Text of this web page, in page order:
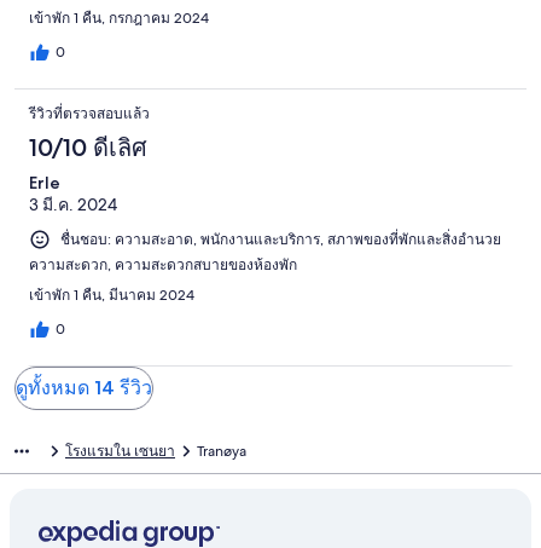
เข้าพัก 1 คืน, กรกฎาคม 2024
0
รีวิวที่ตรวจสอบแล้ว
10/10 ดีเลิศ
Erle
3 มี.ค. 2024
ชื่นชอบ: ความสะอาด, พนักงานและบริการ, สภาพของที่พักและสิ่งอำนวย
ความสะดวก, ความสะดวกสบายของห้องพัก
เข้าพัก 1 คืน, มีนาคม 2024
0
ดูทั้งหมด 14 รีวิว
โรงแรมใน เซนยา Tranøya